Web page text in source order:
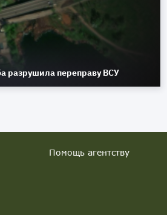
разрушила переправу ВСУ
Помощь агентству